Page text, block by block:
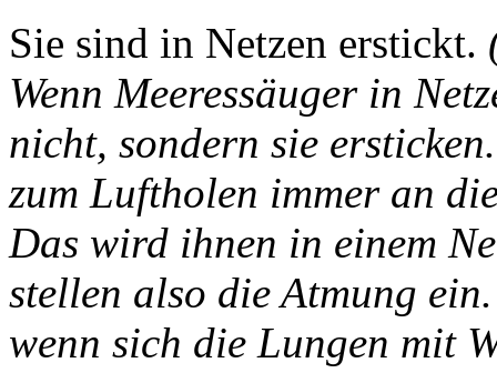
Sie sind in Netzen erstickt.
Wenn Meeressäuger in
nicht, sondern sie
zum Luftholen immer an
Das wird ihnen in einem
stellen also die Atmung
wenn sich die Lungen mit